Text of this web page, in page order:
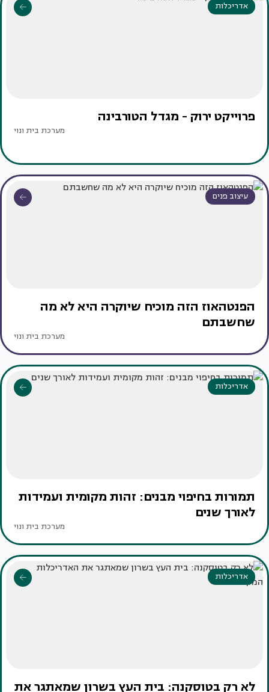
אדריכלות
פרוייקט ירוק - מגדל הטורבינה
מערכת בית ונוי
עיצוב פנים
הפנטהאוז הזה מוכיח שיוקרה היא לא מה
שחשבתם
מערכת בית ונוי
אדריכלות
תמורות בחיפוי מבנים: זהות מקומית ועמידות
לאורך שנים
מערכת בית ונוי
אדריכלות
לא רק בטוסקנה: בית העץ בשרון שמאתגר את